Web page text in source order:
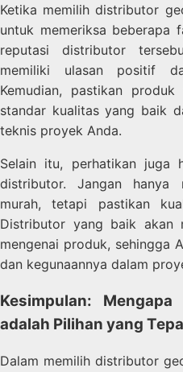
Ketika memilih distributor
untuk memeriksa beberapa
reputasi distributor
memiliki ulasan positif
Kemudian, pastikan
standar kualitas yang baik
teknis proyek Anda.
Selain itu, perhatikan juga
distributor. Jangan hanya
murah, tetapi pastikan
Distributor yang baik akan
mengenai produk, sehingga
dan kegunaannya dalam
Kesimpulan:
adalah Pilihan yang
Dalam memilih distributor